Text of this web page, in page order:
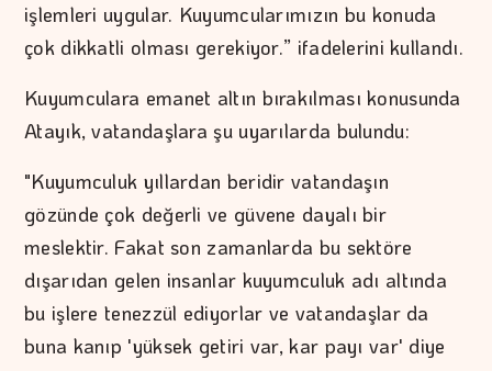
işlemleri uygular. Kuyumcularımızın bu konuda
çok dikkatli olması gerekiyor.” ifadelerini kullandı.
Kuyumculara emanet altın bırakılması konusunda
Atayık, vatandaşlara şu uyarılarda bulundu:
"Kuyumculuk yıllardan beridir vatandaşın
gözünde çok değerli ve güvene dayalı bir
meslektir. Fakat son zamanlarda bu sektöre
dışarıdan gelen insanlar kuyumculuk adı altında
bu işlere tenezzül ediyorlar ve vatandaşlar da
buna kanıp 'yüksek getiri var, kar payı var' diye